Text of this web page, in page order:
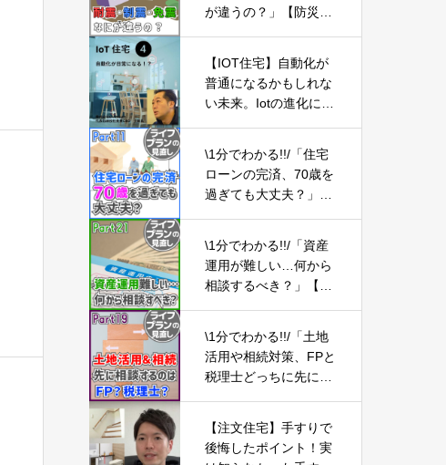
が違うの？」【防災の
【IOT住宅】自動化が
普通になるかもしれな
い未来。Iotの進化につ
\1分でわかる!!/「住宅
ローンの完済、70歳を
過ぎても大丈夫？」
\1分でわかる!!/「資産
運用が難しい…何から
相談するべき？」【ラ
\1分でわかる!!/「土地
活用や相続対策、FPと
税理士どっちに先に相
【注文住宅】手すりで
後悔したポイント！実